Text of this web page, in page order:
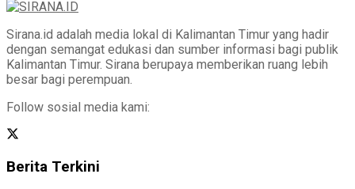
Sirana.id adalah media lokal di Kalimantan Timur yang hadir
dengan semangat edukasi dan sumber informasi bagi publik
Kalimantan Timur. Sirana berupaya memberikan ruang lebih
besar bagi perempuan.
Follow sosial media kami:
Berita Terkini